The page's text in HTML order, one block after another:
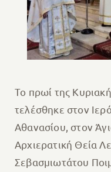
Το πρωί της
τελέσθηκε στον
Αθανασίου, στον
Αρχιερατική Θεία
Σεβασμιωτάτου